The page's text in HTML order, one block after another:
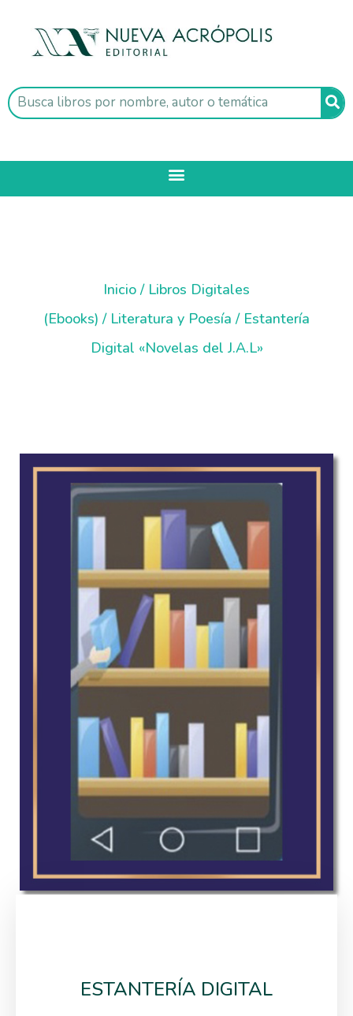
Inicio/ Libros Digitales
(Ebooks) / Literatura y Poesía / Estantería
Digital «Novelas del J.A.L»
ESTANTERÍA DIGITAL